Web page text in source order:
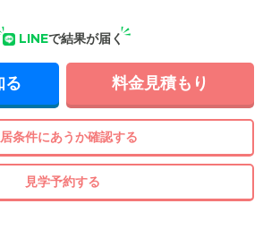
LINEで結果が届く
る 料金見積もり
条件にあうか確認する
見学予約する